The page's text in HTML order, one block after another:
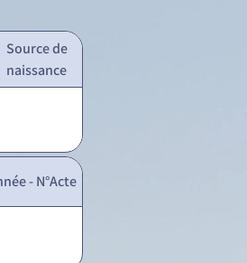
Source de
naissance
- N°Acte